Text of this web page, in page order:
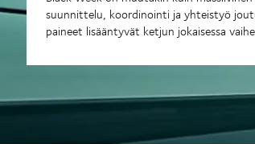
suunnittelu, koordinointi ja yhteistyö
paineet lisääntyvät ketjun jokaisessa